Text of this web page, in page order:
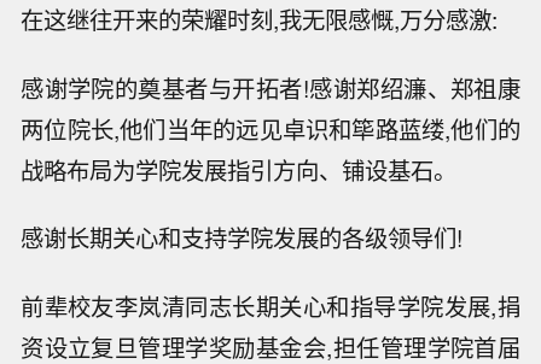
在这继往开来的荣耀时刻,我无限感慨,万分感激:
感谢学院的奠基者与开拓者!感谢郑绍濂、郑祖康
两位院长,他们当年的远见卓识和筚路蓝缕,他们的
战略布局为学院发展指引方向、铺设基石。
感谢长期关心和支持学院发展的各级领导们!
前辈校友李岚清同志长期关心和指导学院发展,捐
资设立复旦管理学奖励基金会,担任管理学院首届